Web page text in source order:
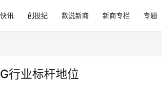
讯 创投纪 数说新商 新商专栏 专题
行业标杆地位